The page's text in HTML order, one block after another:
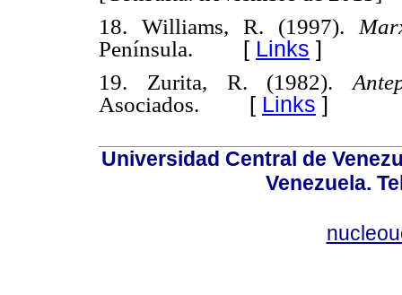
18. Williams, R. (1997).
Península. [ Links ]
19. Zurita, R. (1982).
Asociados. [ Links ]
Universidad Central de
Venezuela.